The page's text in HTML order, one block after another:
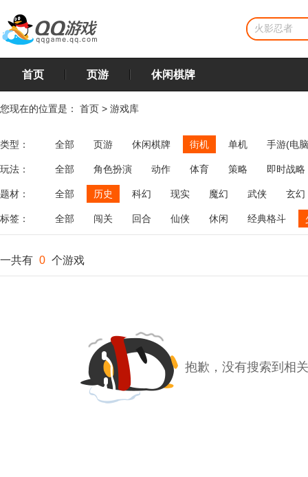
首页 页游 休闲棋牌
您现在的位置是： 首页 > 游戏库
类型： 全部 页游 休闲棋牌 街机 单机 手游(电
玩法： 全部 角色扮演 动作 体育 策略
即时战略
飞行
恋爱 第三人称射击 棋类 牌类 麻将
题材： 全部 历史 科幻 现实 魔幻 武侠 玄幻
标签： 全部 闯关 回合 仙侠 休闲 经典格斗
一共有 0 个游戏
抱歉，没有搜索到相